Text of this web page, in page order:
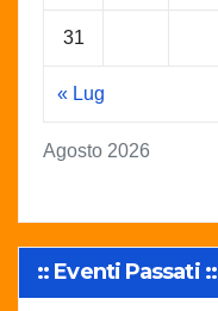
Agosto 2026
31
« Lug
:: Eventi Passati ::